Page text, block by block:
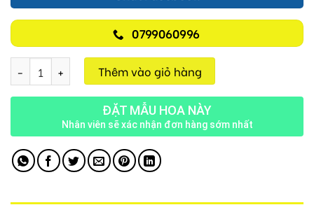
0799060996
Chậu Lan 9 Cành M145 số lượng
Thêm vào giỏ hàng
ĐẶT MẪU HOA NÀY
Nhân viên sẽ xác nhận đơn hàng sớm nhất